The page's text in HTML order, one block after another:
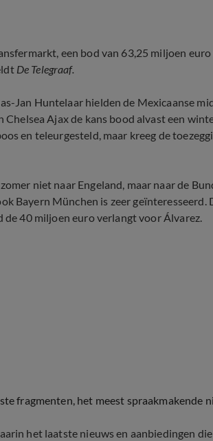
een bod van 63,25 miljoen euro
De Telegraaf.
Jan Huntelaar hielden de Mexicaanse
Chelsea Ajax de kans bood alvast een
en teleurgesteld, maar kreeg de
niet naar Engeland, maar naar de
Bayern München is zeer geïnteresseerd.
40 miljoen euro verlangt voor Álvarez.
fragmenten, het meest spraakmakende
het laatste nieuws en aanbiedingen